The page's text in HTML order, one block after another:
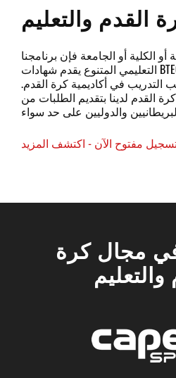
القدم والتعليم
الكلية أو الجامعة فإن برنامجنا
التعليمي المتنوع يقدم شهادات BTEC، ومستويات A Levels
التدريب في أكاديمية كرة القدم.
القدم لدينا بتقديم الطلبات من
مفتوح الآن - اكتشف المزيد
مجال كرة